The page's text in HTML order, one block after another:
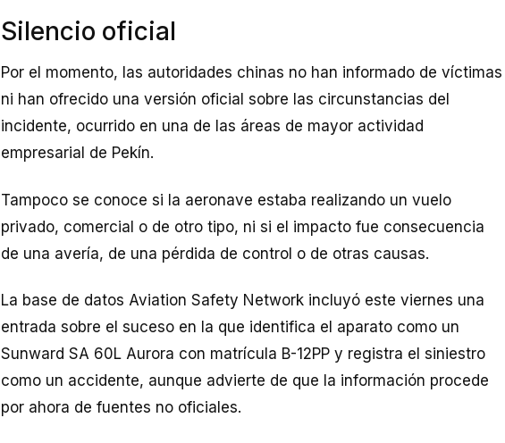
Silencio oficial
Por el momento, las autoridades chinas no han informado de víctimas
ni han ofrecido una versión oficial sobre las circunstancias del
incidente, ocurrido en una de las áreas de mayor actividad
empresarial de Pekín.
Tampoco se conoce si la aeronave estaba realizando un vuelo
privado, comercial o de otro tipo, ni si el impacto fue consecuencia
de una avería, de una pérdida de control o de otras causas.
La base de datos Aviation Safety Network incluyó este viernes una
entrada sobre el suceso en la que identifica el aparato como un
Sunward SA 60L Aurora con matrícula B-12PP y registra el siniestro
como un accidente, aunque advierte de que la información procede
por ahora de fuentes no oficiales.